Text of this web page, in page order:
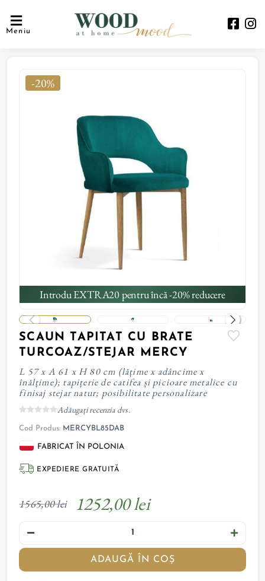
Meniu
-20%
Introdu EXTRA20 pentru încă -20% reducere
SCAUN TAPITAT CU BRATE
TURCOAZ/STEJAR MERCY
L 57 x A 61 x H 80 cm (lățime x adâncime x
înălțime); tapițerie de catifea și picioare metalice cu
finisaj stejar natur; posibilitate personalizare
Adăugați recenzia dvs.
Cod Produs: MERCYBL85DAB
FABRICAT ÎN POLONIA
EXPEDIERE GRATUITĂ
1565,00 lei 1252,00 lei
ADAUGĂ ÎN COȘ